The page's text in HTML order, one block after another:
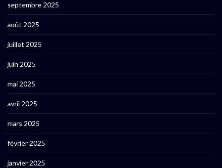
septembre 2025
août 2025
juillet 2025
juin 2025
mai 2025
avril 2025
mars 2025
février 2025
janvier 2025